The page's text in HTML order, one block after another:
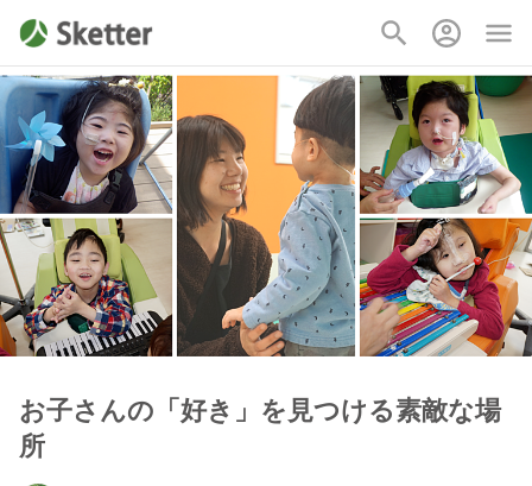
お子さんの「好き」を見つける素敵な場
所